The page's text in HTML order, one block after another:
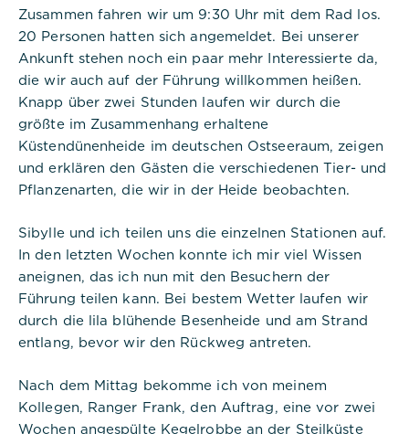
Zusammen fahren wir um 9:30 Uhr mit dem Rad los.
20 Personen hatten sich angemeldet. Bei unserer
Ankunft stehen noch ein paar mehr Interessierte da,
die wir auch auf der Führung willkommen heißen.
Knapp über zwei Stunden laufen wir durch die
größte im Zusammenhang erhaltene
Küstendünenheide im deutschen Ostseeraum, zeigen
und erklären den Gästen die verschiedenen Tier- und
Pflanzenarten, die wir in der Heide beobachten.
Sibylle und ich teilen uns die einzelnen Stationen auf.
In den letzten Wochen konnte ich mir viel Wissen
aneignen, das ich nun mit den Besuchern der
Führung teilen kann. Bei bestem Wetter laufen wir
durch die lila blühende Besenheide und am Strand
entlang, bevor wir den Rückweg antreten.
Nach dem Mittag bekomme ich von meinem
Kollegen, Ranger Frank, den Auftrag, eine vor zwei
Wochen angespülte Kegelrobbe an der Steilküste
Cookies:
Cookie Name:
PHPSESSID
Dauer:
Session
Beschreibung:
Dieses Cookie ist nativ für PHP-
verwendet, um die eindeutige
Sitzungs-ID eines Benutzers zu
die Benutzersitzung auf der
Website zu verwalten. Das Cookie
ist ein Session-Cookie und wird
geschlossen sind.